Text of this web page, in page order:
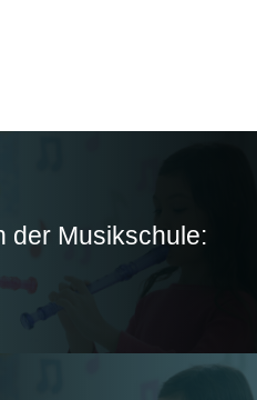
der Musikschule: